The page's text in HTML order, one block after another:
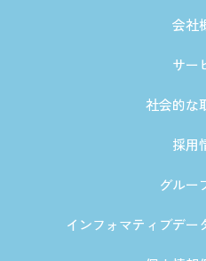
会社
サー
社会的な
採用
グルー
インフォマティブデー